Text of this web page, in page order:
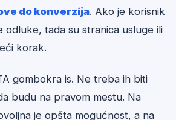
do konverzija. Ako je korisnik
odluke, tada su stranica usluge ili
korak.
gombokra is. Ne treba ih biti
budu na pravom mestu. Na
je opšta mogućnost, a na